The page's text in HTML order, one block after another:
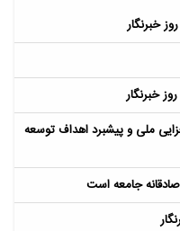
خبرنگار
خبرنگار
ملی و پیشبرد اهداف توسعه
جامعه است